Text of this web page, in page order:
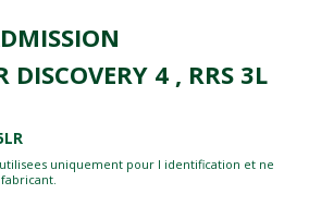
DISCOVERY 4 , RRS 3L
uniquement pour l identification et ne